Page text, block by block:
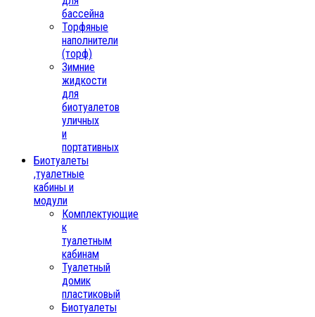
бассейна
Торфяные
наполнители
(торф)
Зимние
жидкости
для
биотуалетов
уличных
и
портативных
Биотуалеты
,туалетные
кабины и
модули
Комплектующие
к
туалетным
кабинам
Туалетный
домик
пластиковый
Биотуалеты